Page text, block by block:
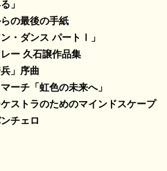
」
の最後の手紙
・ダンス パートⅠ」
ー 久石譲作品集
」序曲
ーチ「虹色の未来へ」
ストラのためのマインドスケープ
チェロ